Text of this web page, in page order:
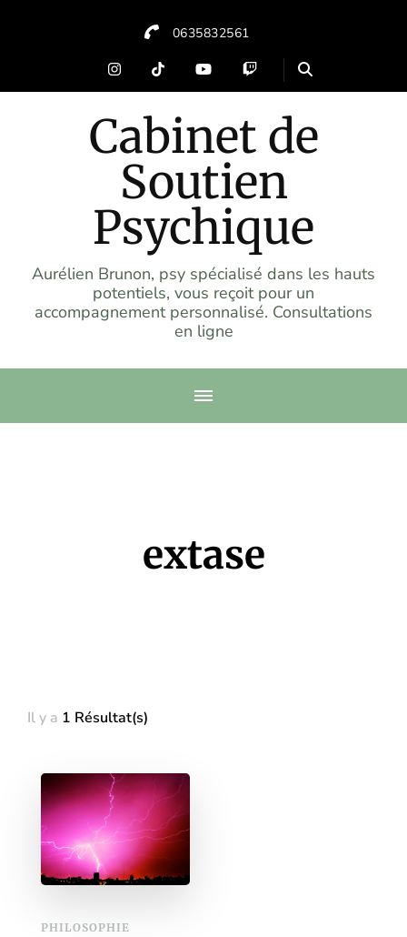
0635832561
Cabinet de
Soutien
Psychique
Aurélien Brunon, psy spécialisé dans les hauts
potentiels, vous reçoit pour un
accompagnement personnalisé. Consultations
en ligne
extase
Il y a 1 Résultat(s)
PHILOSOPHIE